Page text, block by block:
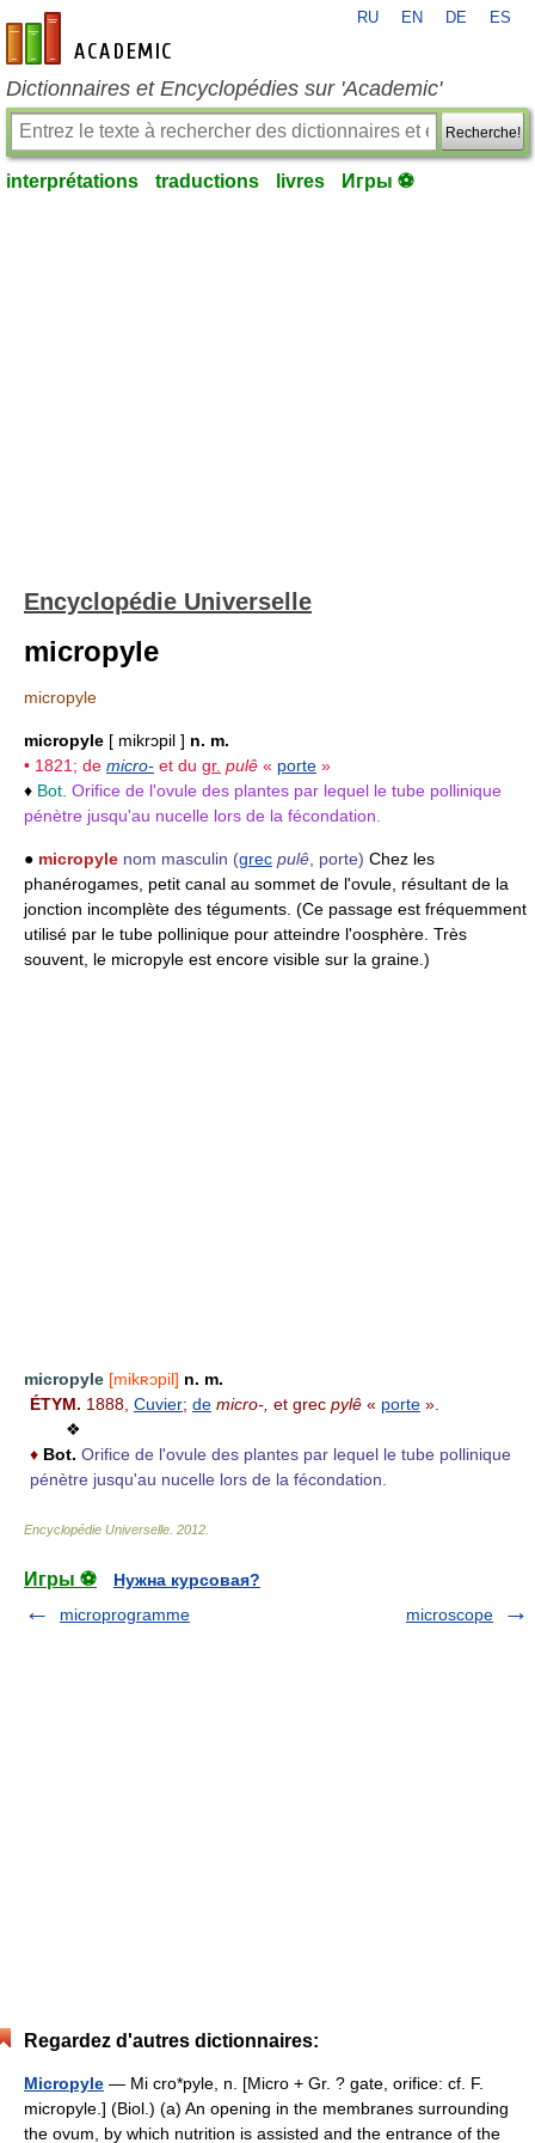
fr-academic.com
RU EN DE ES
Dictionnaires et Encyclopédies sur 'Academic'
Recherche!
interprétations traductions livres Игры ⚽
Encyclopédie Universelle
micropyle
micropyle
micropyle [ mikrɔpil ] n. m.
• 1821; de micro- et du gr. pulê « porte »
♦ Bot. Orifice de l'ovule des plantes par lequel le tube pollinique
pénètre jusqu'au nucelle lors de la fécondation.
● micropyle nom masculin (grec pulê , porte) Chez les
phanérogames, petit canal au sommet de l'ovule, résultant de la
jonction incomplète des téguments. (Ce passage est fréquemment
utilisé par le tube pollinique pour atteindre l'oosphère. Très
souvent, le micropyle est encore visible sur la graine.)
micropyle [mikʀɔpil] n. m.
ÉTYM. 1888, Cuvier; de micro-, et grec pylê « porte ».
❖
♦ Bot. Orifice de l'ovule des plantes par lequel le tube pollinique
pénètre jusqu'au nucelle lors de la fécondation.
Encyclopédie Universelle 2012
Игры ⚽
Нужна курсовая?
microprogramme
microscope
Regardez d'autres dictionnaires:
Micropyle — Mi cro*pyle, n. [Micro + Gr. ? gate, orifice: cf. F.
micropyle.] (Biol.) (a) An opening in the membranes surrounding
the ovum, by which nutrition is assisted and the entrance of the